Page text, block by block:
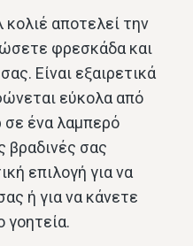
κολιέ αποτελεί την
φρεσκάδα και
Είναι εξαιρετικά
εύκολα από
σε ένα λαμπερό
βραδινές σας
επιλογή για να
ή για να κάνετε
γοητεία.